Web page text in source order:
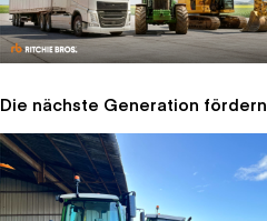
Die nächste Generation fördern